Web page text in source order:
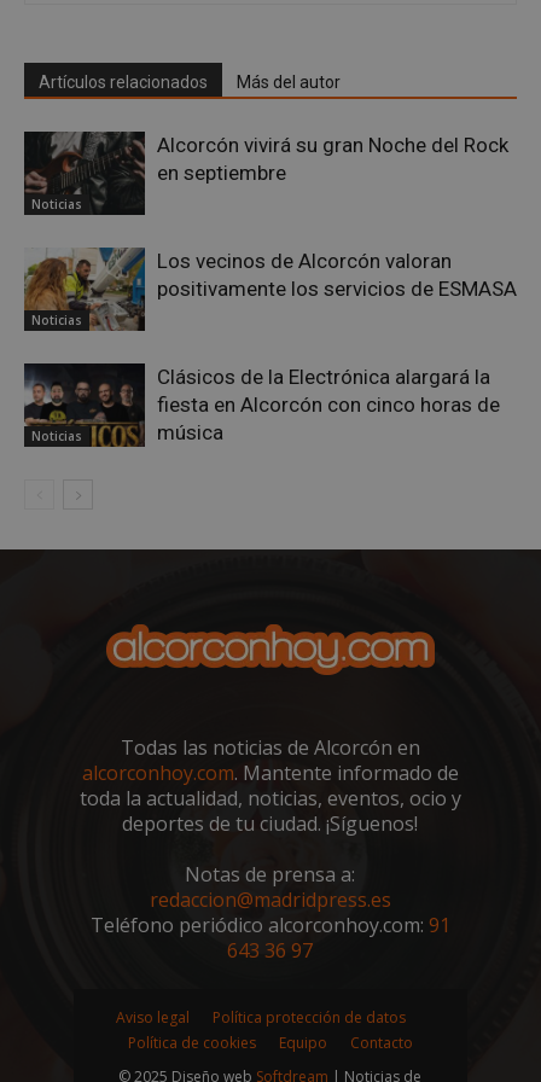
Artículos relacionados Más del autor
Noticias
Alcorcón vivirá su gran Noche del Rock
en septiembre
Noticias
Los vecinos de Alcorcón valoran
positivamente los servicios de ESMASA
Noticias
Clásicos de la Electrónica alargará la
fiesta en Alcorcón con cinco horas de
música
Todas las noticias de Alcorcón en
alcorconhoy.com. Mantente informado de
toda la actualidad, noticias, eventos, ocio y
deportes de tu ciudad. ¡Síguenos!
Notas de prensa a:
redaccion@madridpress.es
Teléfono periódico alcorconhoy.com: 91
643 36 97
Aviso legal
Política protección de datos
Política de cookies
Equipo
Contacto
© 2025 Diseño web Softdream | Noticias de
sp_landing
Spotify Inc.
.spotify.com
Privacy Policy